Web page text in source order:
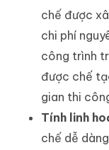
chế được
chi phí
công trình
được chế
gian thi
Tính linh
chế dễ